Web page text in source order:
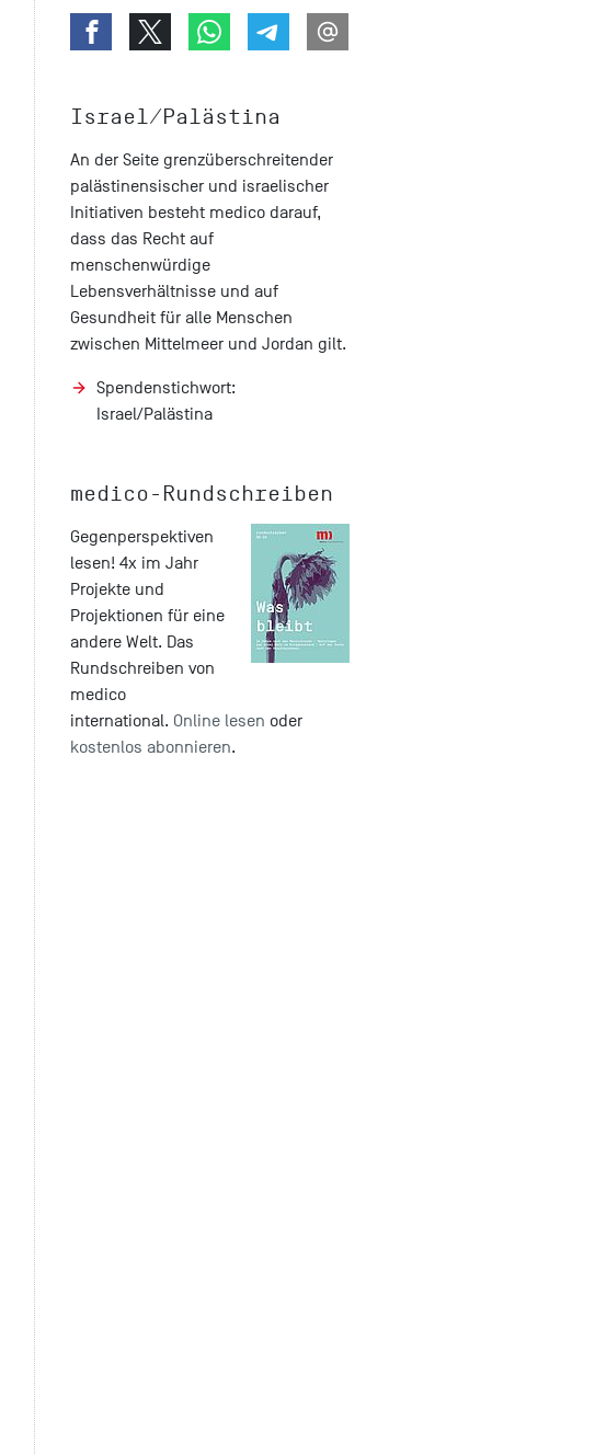
Israel/Palästina
An der Seite grenzüberschreitender
palästinensischer und israelischer
Initiativen besteht medico darauf,
dass das Recht auf
menschenwürdige
Lebensverhältnisse und auf
Gesundheit für alle Menschen
zwischen Mittelmeer und Jordan gilt.
Spendenstichwort:
Israel/Palästina
medico-Rundschreiben
Gegenperspektiven
lesen! 4x im Jahr
Projekte und
Projektionen für eine
andere Welt. Das
Rundschreiben von
medico
international. Online lesen oder
kostenlos abonnieren.